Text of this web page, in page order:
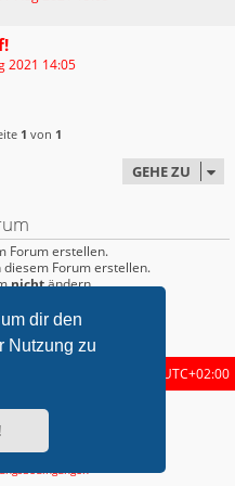
dir den
Nutzung zu
2021 14:05
1 von 1
GEHE ZU
Forum erstellen.
Forum erstellen.
nichtändern.
erstellen.
UTC+02:00
for phpBB3.2 by
© phpBB Limited
durchphpBB.de